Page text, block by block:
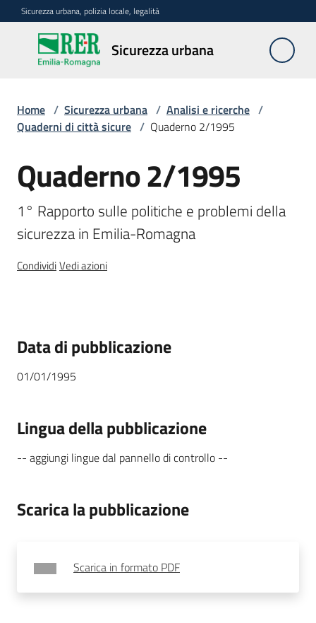
Vai al contenuto
Vai alla navigazione
Vai al footer
Sicurezza urbana, polizia locale, legalità
Sicurezza urbana
Sicurezza
urbana
Politiche
e
strumenti
Analisi
Sicurezza
urbana,
legalità
Home / Sicurezza urbana / Analisi e ricerche /
Quaderni di città sicure / Quaderno 2/1995
Salta al contenuto
Quaderno 2/1995
1° Rapporto sulle politiche e problemi della
sicurezza in Emilia-Romagna
CondividiVedi azioni
Data di pubblicazione
01/01/1995
Lingua della pubblicazione
-- aggiungi lingue dal pannello di controllo --
Scarica la pubblicazione
Scarica in formato PDF